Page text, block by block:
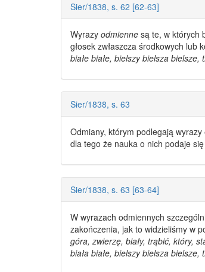
Sier/1838, s. 62 [62-63]
Wyrazy odmienne są te, w których
głosek zwłaszcza środkowych lub
białe białe, bielszy bielsza
Sier/1838, s. 63
Odmiany, którym podlegają wyrazy
dla tego że nauka o nich podaje
Sier/1838, s. 63 [63-64]
W wyrazach odmiennych
zakończenia, jak to widzieliśmy w
góra, zwierzę, biały, trąbić, który,
biała białe, bielszy bielsza bielsze,